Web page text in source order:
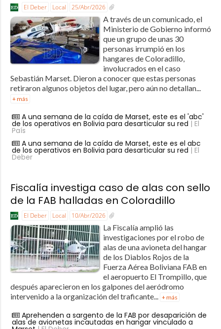
El Deber Local 25/Abr/2026
A través de un comunicado, el
Ministerio de Gobierno informó
que un grupo de unas 30
personas irrumpió en los
hangares de Coloradillo,
involucrados en el caso
Sebastián Marset. Dieron a conocer que estas personas
retiraron algunos objetos del lugar, pero aún no detallan...
+ más
A una semana de la caída de Marset, este es el 'abc'
de los operativos en Bolivia para desarticular su red | El
País
A una semana de la caída de Marset, este es el abc
de los operativos en Bolivia para desarticular su red | El
Deber
Fiscalía investiga caso de alas con sello
de la FAB halladas en Coloradillo
El Deber Local 10/Abr/2026
La Fiscalía amplió las
investigaciones por el robo de
alas de una avioneta del hangar
de los Diablos Rojos de la
Fuerza Aérea Boliviana FAB en
el aeropuerto El Trompillo, que
después aparecieron en los galpones del aeródromo
intervenido a la organización del traficante...
+ más
Aprehenden a sargento de la FAB por desaparición de
alas de avionetas incautadas en hangar vinculado a